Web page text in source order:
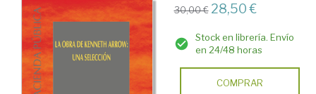
30,00 € 28,50 €
Stock en librería. Envío
en 24/48 horas
COMPRAR